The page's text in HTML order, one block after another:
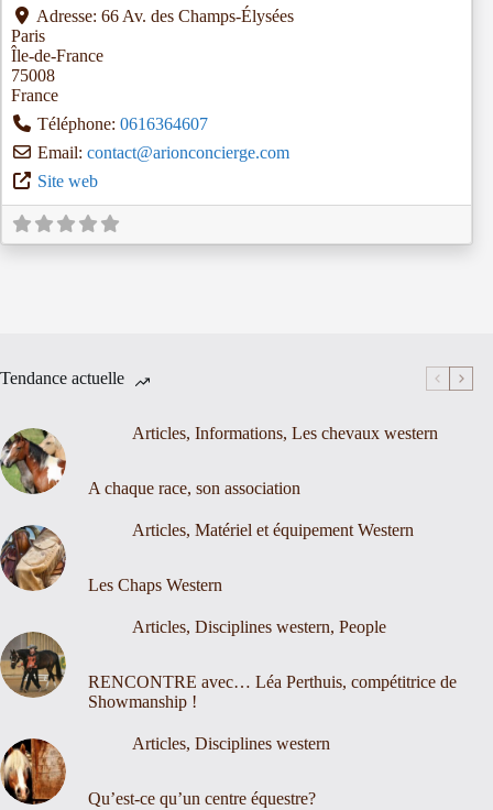
Adresse: 66 Av. des Champs-Élysées
Paris
Île-de-France
75008
France
Téléphone: 0616364607
Email: contact@arionconcierge.com
Site web
Tendance actuelle
Articles, Informations, Les chevaux western
A chaque race, son association
Articles, Matériel et équipement Western
Les Chaps Western
Articles, Disciplines western, People
RENCONTRE avec… Léa Perthuis, compétitrice de
Showmanship !
Articles, Disciplines western
Qu’est-ce qu’un centre équestre?